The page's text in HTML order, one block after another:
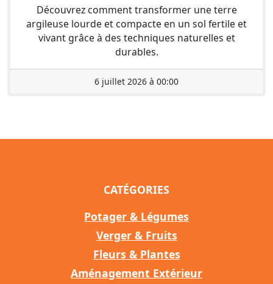
Découvrez comment transformer une terre
argileuse lourde et compacte en un sol fertile et
vivant grâce à des techniques naturelles et
durables.
6 juillet 2026 à 00:00
CATÉGORIES
Potager & Légumes
Verger & Fruits
Fleurs & Plantes
Aménagement Extérieur